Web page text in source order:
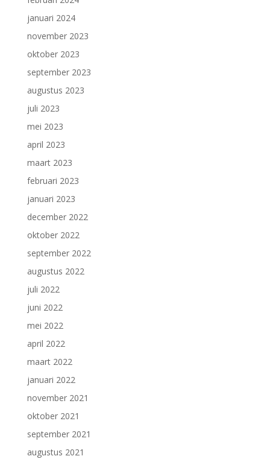
januari 2024
november 2023
oktober 2023
september 2023
augustus 2023
juli 2023
mei 2023
april 2023
maart 2023
februari 2023
januari 2023
december 2022
oktober 2022
september 2022
augustus 2022
juli 2022
juni 2022
mei 2022
april 2022
maart 2022
januari 2022
november 2021
oktober 2021
september 2021
augustus 2021